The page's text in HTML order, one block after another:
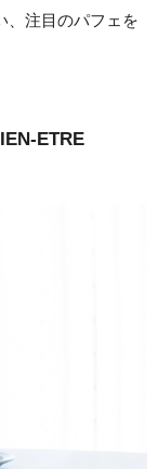
、注目のパフェを
ETRE